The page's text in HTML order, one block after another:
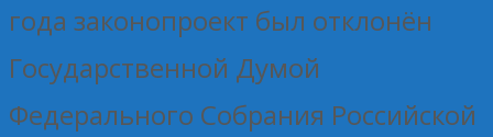
года законопроект был отклонён
Государственной Думой
Федерального Собрания Российской